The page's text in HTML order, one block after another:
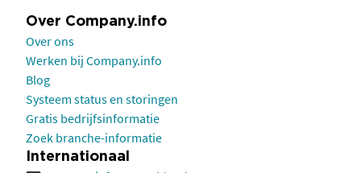
Over Company.info
Over ons
Werken bij Company.info
Blog
Systeem status en storingen
Gratis bedrijfsinformatie
Zoek branche-informatie
Internationaal